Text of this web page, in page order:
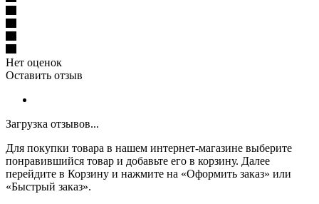
Нет оценок
Оставить отзыв
Загрузка отзывов...
Для покупки товара в нашем интернет-магазине выберите
понравившийся товар и добавьте его в корзину. Далее
перейдите в Корзину и нажмите на «Оформить заказ» или
«Быстрый заказ».